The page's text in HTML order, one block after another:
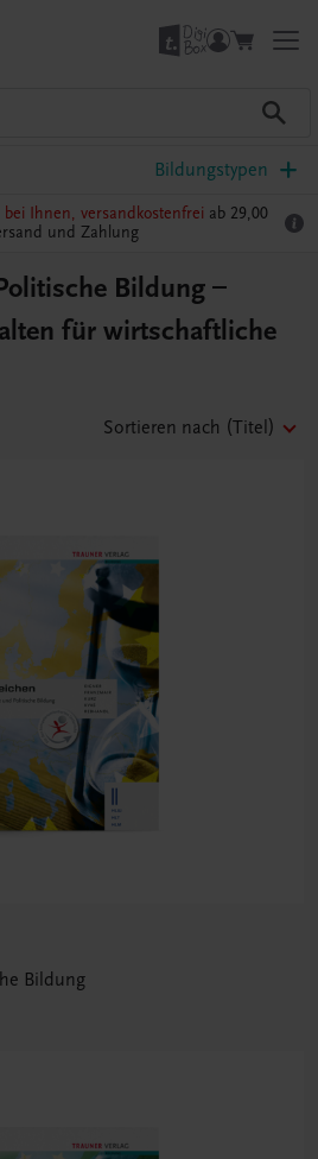
Bildungstypen
Ihnen, versandkostenfrei ab 29,00
und Zahlung
Bildung –
für wirtschaftliche
Sortieren nach (Titel)
Bildung